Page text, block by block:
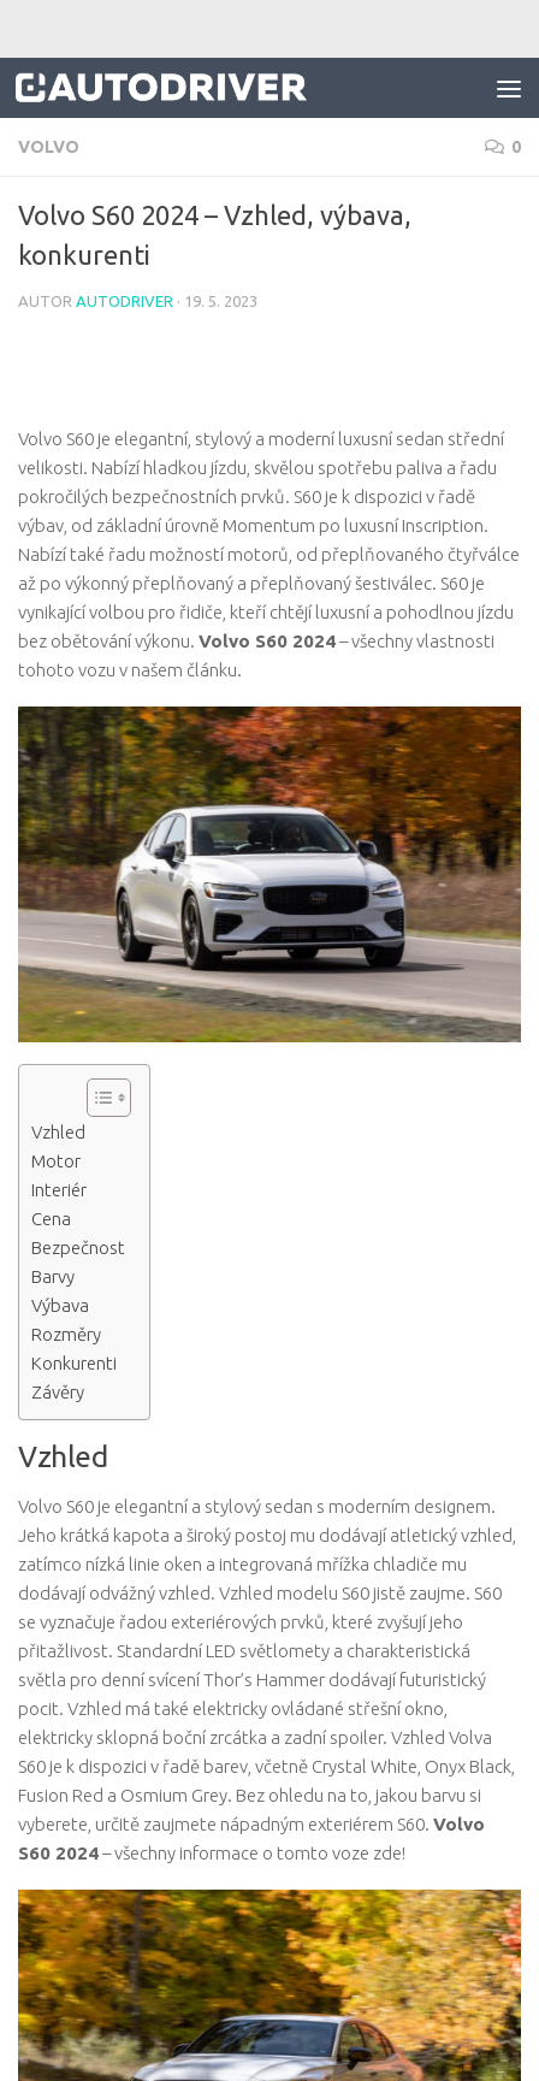
VOLVO 0
Volvo S60 2024 – Vzhled, výbava,
konkurenti
AUTOR AUTODRIVER · 19. 5. 2023
Volvo S60 je elegantní, stylový a moderní luxusní sedan střední
velikosti. Nabízí hladkou jízdu, skvělou spotřebu paliva a řadu
pokročilých bezpečnostních prvků. S60 je k dispozici v řadě
výbav, od základní úrovně Momentum po luxusní Inscription.
Nabízí také řadu možností motorů, od přeplňovaného čtyřválce
až po výkonný přeplňovaný a přeplňovaný šestiválec. S60 je
vynikající volbou pro řidiče, kteří chtějí luxusní a pohodlnou jízdu
bez obětování výkonu. Volvo S60 2024– všechny vlastnosti
tohoto vozu v našem článku.
Vzhled
Motor
Interiér
Cena
Bezpečnost
Barvy
Výbava
Rozměry
Konkurenti
Závěry
Vzhled
Volvo S60 je elegantní a stylový sedan s moderním designem.
Jeho krátká kapota a široký postoj mu dodávají atletický vzhled,
zatímco nízká linie oken a integrovaná mřížka chladiče mu
dodávají odvážný vzhled. Vzhled modelu S60 jistě zaujme. S60
se vyznačuje řadou exteriérových prvků, které zvyšují jeho
přitažlivost. Standardní LED světlomety a charakteristická
světla pro denní svícení Thor’s Hammer dodávají futuristický
pocit. Vzhled má také elektricky ovládané střešní okno,
elektricky sklopná boční zrcátka a zadní spoiler. Vzhled Volva
S60 je k dispozici v řadě barev, včetně Crystal White, Onyx Black,
Fusion Red a Osmium Grey. Bez ohledu na to, jakou barvu si
vyberete, určitě zaujmete nápadným exteriérem S60. Volvo
S60 2024– všechny informace o tomto voze zde!